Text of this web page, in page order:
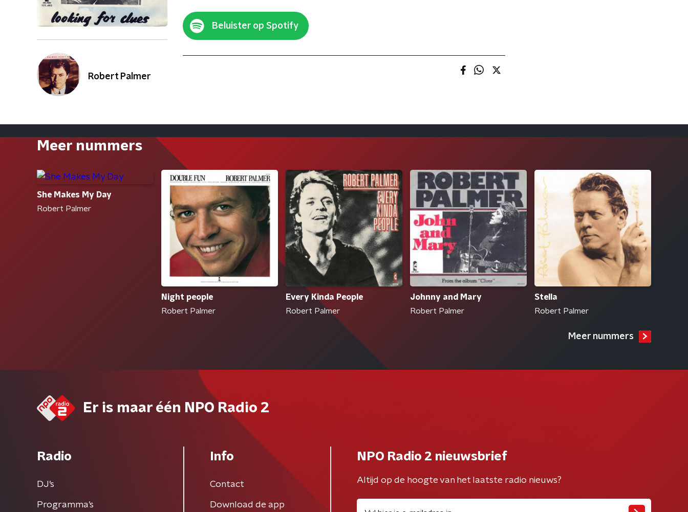
Robert Palmer
Beluister op Spotify
Meer nummers
She Makes My Day
Robert Palmer
Night people
Robert Palmer
Every Kinda People
Robert Palmer
Johnny and Mary
Robert Palmer
Stella
Robert Palmer
Meer nummers
Er is maar één NPO Radio 2
Radio
DJ’s
Programma's
Info
Contact
Download de app
NPO Radio 2 nieuwsbrief
Altijd op de hoogte van het laatste radio nieuws?